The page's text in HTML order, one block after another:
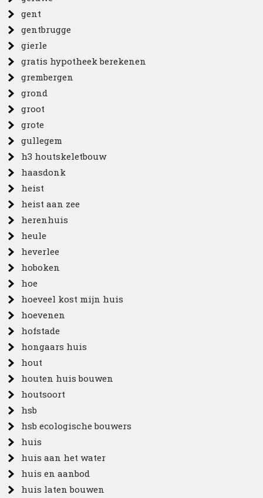
gent
gentbrugge
gierle
gratis hypotheek berekenen
grembergen
grond
groot
grote
gullegem
h3 houtskeletbouw
haasdonk
heist
heist aan zee
herenhuis
heule
heverlee
hoboken
hoe
hoeveel kost mijn huis
hoevenen
hofstade
hongaars huis
hout
houten huis bouwen
houtsoort
hsb
hsb ecologische bouwers
huis
huis aan het water
huis en aanbod
huis laten bouwen